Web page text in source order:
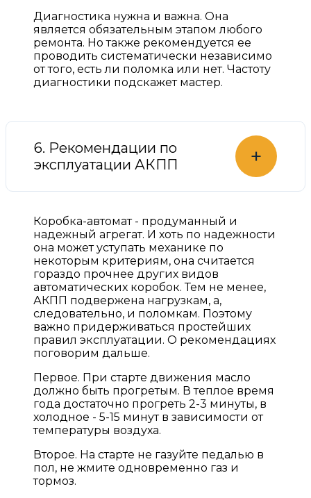
Диагностика нужна и важна. Она
является обязательным этапом любого
ремонта. Но также рекомендуется ее
проводить систематически независимо
от того, есть ли поломка или нет. Частоту
диагностики подскажет мастер.
6. Рекомендации по
эксплуатации АКПП
+
Коробка-автомат - продуманный и
надежный агрегат. И хоть по надежности
она может уступать механике по
некоторым критериям, она считается
гораздо прочнее других видов
автоматических коробок. Тем не менее,
АКПП подвержена нагрузкам, а,
следовательно, и поломкам. Поэтому
важно придерживаться простейших
правил эксплуатации. О рекомендациях
поговорим дальше.
Первое. При старте движения масло
должно быть прогретым. В теплое время
года достаточно прогреть 2-3 минуты, в
холодное - 5-15 минут в зависимости от
температуры воздуха.
Второе. На старте не газуйте педалью в
пол, не жмите одновременно газ и
тормоз.